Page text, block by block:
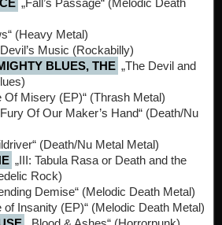
„Fall’s Passage“ (Melodic Death
(Heavy Metal)
Music (Rockabilly)
BLUES, THE „The Devil and
Of Misery (EP)“ (Thrash Metal)
Of Our Maker’s Hand“ (Death/Nu
(Death/Nu Metal Metal)
„III: Tabula Rasa or Death and the
Rock)
Demise“ (Melodic Death Metal)
of Insanity (EP)“ (Melodic Death Metal)